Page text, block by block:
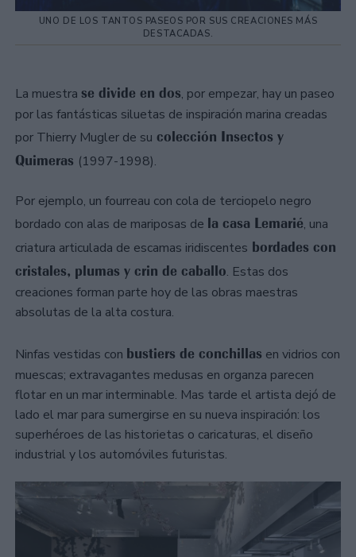
UNO DE LOS TANTOS PASEOS POR SUS CREACIONES MÁS
DESTACADAS.
La muestra se divide en dos, por empezar, hay un paseo
por las fantásticas siluetas de inspiración marina creadas
por Thierry Mugler de su colección Insectos y
Quimeras (1997-1998).
Por ejemplo, un fourreau con cola de terciopelo negro
bordado con alas de mariposas de la casa Lemarié, una
criatura articulada de escamas iridiscentes bordades con
cristales, plumas y crin de caballo. Estas dos
creaciones forman parte hoy de las obras maestras
absolutas de la alta costura.
Ninfas vestidas con bustiers de conchillas en vidrios con
muescas; extravagantes medusas en organza parecen
flotar en un mar interminable. Mas tarde el artista dejó de
lado el mar para sumergirse en su nueva inspiración: los
superhéroes de las historietas o caricaturas, el diseño
industrial y los automóviles futuristas.